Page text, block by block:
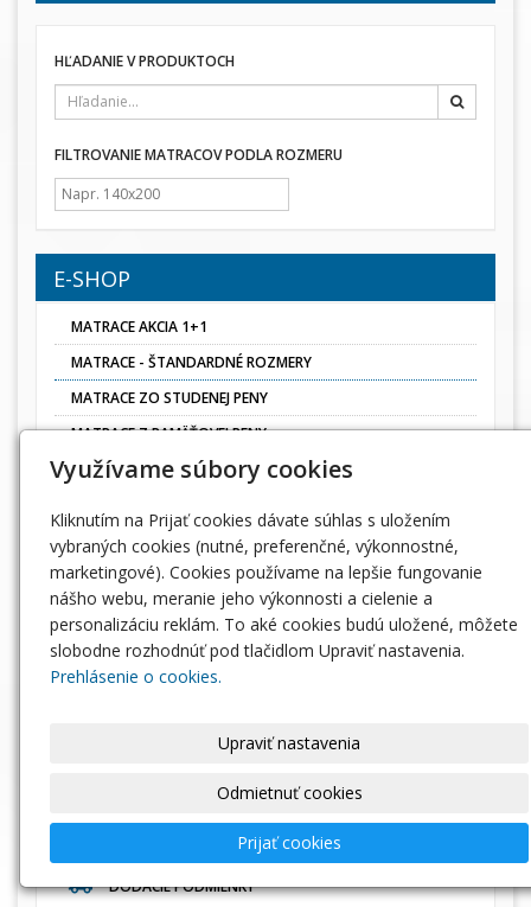
HĽADANIE V PRODUKTOCH
FILTROVANIE MATRACOV PODLA ROZMERU
E-SHOP
MATRACE AKCIA 1+1
MATRACE - ŠTANDARDNÉ ROZMERY
MATRACE ZO STUDENEJ PENY
MATRACE Z PAMÄŤOVEJ PENY
MATRACE Z PUR PENY
MATRACE PRE DETI
LACNÉ MATRACE
VRCHNÉ MATRACE
PAPLÓNY
VANKÚŠE
OBCHODNÉ PODMIENKY
DODACIE PODMIENKY
Využívame súbory cookies
Kliknutím na Prijať cookies dávate súhlas s uložením
vybraných cookies (nutné, preferenčné, výkonnostné,
marketingové). Cookies používame na lepšie fungovanie
nášho webu, meranie jeho výkonnosti a cielenie a
personalizáciu reklám. To aké cookies budú uložené, môžete
slobodne rozhodnúť pod tlačidlom Upraviť nastavenia.
Prehlásenie o cookies.
Upraviť nastavenia
Odmietnuť cookies
Prijať cookies